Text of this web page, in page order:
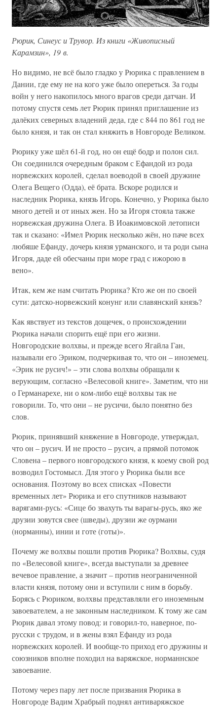
Рюрик, Синеус и Трувор. Из книги «Живописный
Карамзин», 19 в.
Но видимо, не всё было гладко у Рюрика с правлением в
Дании, где ему не на кого уже было опереться. За годы
войн у него накопилось много врагов среди датчан. И
потому спустя семь лет Рюрик принял приглашение из
далёких северных владений деда, где с 844 по 861 год не
было князя, и так он стал княжить в Новгороде Великом.
Рюрику уже шёл 61-й год, но он ещё бодр и полон сил.
Он соединился очередным браком с Ефандой из рода
норвежских королей, сделал воеводой в своей дружине
Олега Вещего (Одда), её брата. Вскоре родился и
наследник Рюрика, князь Игорь. Конечно, у Рюрика было
много детей и от иных жен. Но за Игоря стояла также
норвежская дружина Олега. В Иоакимовской летописи
так и сказано: «Имел Рюрик несколько жён, но паче всех
любяше Ефанду, дочерь князя урманского, и та роди сына
Игоря, даде ей обесчаны при море град с ижорою в
вено».
Итак, кем же нам считать Рюрика? Кто же он по своей
сути: датско-норвежский конунг или славянский князь?
Как явствует из текстов дощечек, о происхождении
Рюрика начали спорить ещё при его жизни.
Новгородские волхвы, и прежде всего Ягайла Ган,
называли его Эриком, подчеркивая то, что он – иноземец.
«Эрик не русич!» – эти слова волхвы обращали к
верующим, согласно «Велесовой книге». Заметим, что ни
о Германарехе, ни о ком-либо ещё волхвы так не
говорили. То, что они – не русичи, было понятно без
слов.
Рюрик, принявший княжение в Новгороде, утверждал,
что он – русич. И не просто – русич, а прямой потомок
Словена – первого новгородского князя, к коему свой род
возводил Гостомысл. Для этого у Рюрика были все
основания. Поэтому во всех списках «Повести
временных лет» Рюрика и его спутников называют
варягами-русь: «Сице бо звахуть ты варагы-русь, яко же
друзии зовутся свее (шведы), друзии же оурмани
(норманны), инии и готе (готы)».
Почему же волхвы пошли против Рюрика? Волхвы, судя
по «Велесовой книге», всегда выступали за древнее
вечевое правление, а значит – против неограниченной
власти князя, потому они и вступили с ним в борьбу.
Борясь с Рюриком, волхвы представляли его иноземным
завоевателем, а не законным наследником. К тому же сам
Рюрик давал этому повод: и говорил-то, наверное, по-
русски с трудом, и в жены взял Ефанду из рода
норвежских королей. И вообще-то приход его дружины и
союзников вполне походил на варяжское, норманнское
завоевание.
Потому через пару лет после призвания Рюрика в
Новгороде Вадим Храбрый поднял антиваряжское